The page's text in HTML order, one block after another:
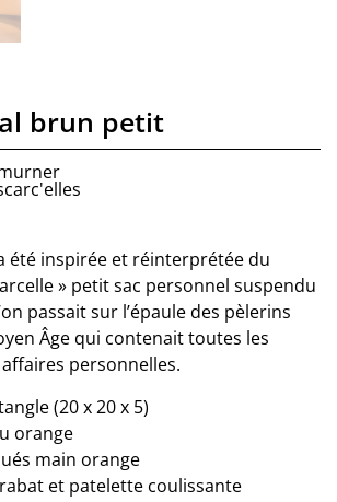
brun petit
été inspirée et réinterprétée du
» petit sac personnel suspendu
passait sur l’épaule des pèlerins
Âge qui contenait toutes les
personnelles.
(20 x 20 x 5)
orange
main orange
et patelette coulissante